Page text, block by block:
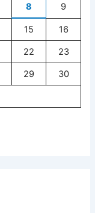
8 9
15 16
22 23
29 30